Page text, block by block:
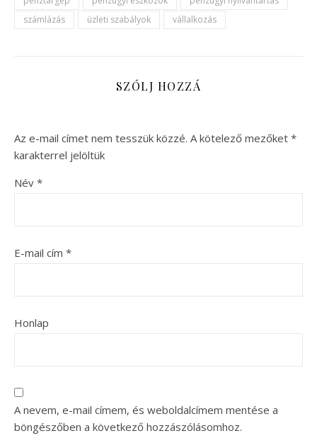
számlázás
üzleti szabályok vállalkozás
SZÓLJ HOZZÁ
Az e-mail címet nem tesszük közzé. A kötelező mezőket *
karakterrel jelöltük
Név *
E-mail cím *
Honlap
A nevem, e-mail címem, és weboldalcímem mentése a
böngészőben a következő hozzászólásomhoz.